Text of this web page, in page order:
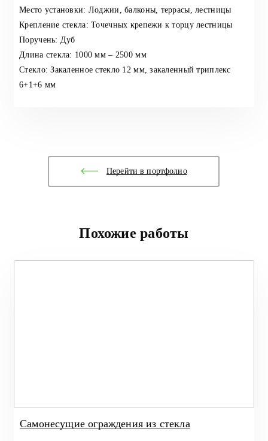
Место установки: Лоджии, балконы, террасы, лестницы
Крепление стекла: Точечных крепежи к торцу лестницы
Поручень: Дуб
Длина стекла: 1000 мм – 2500 мм
Стекло: Закаленное стекло 12 мм, закаленный триплекс
6+1+6 мм
Перейти в портфолио
Похожие работы
Самонесущие ограждения из стекла